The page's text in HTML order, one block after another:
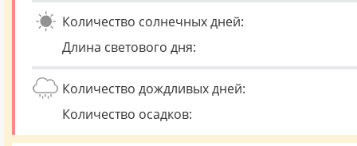
Количество солнечных дней:
Длина светового дня:
Количество дождливых дней:
Количество осадков: